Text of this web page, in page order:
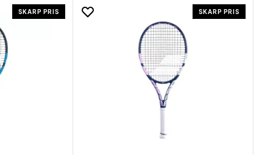
SKARP PRIS SKARP PRIS